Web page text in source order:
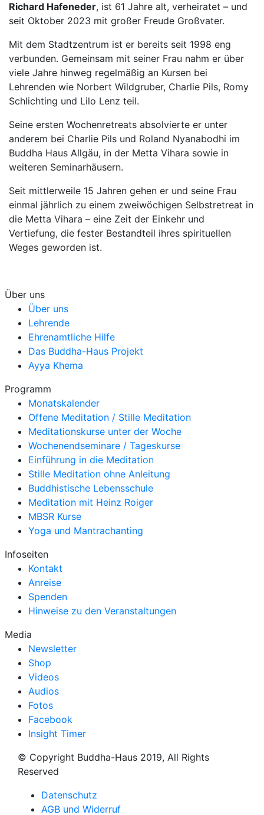
Richard Hafeneder, ist 61 Jahre alt, verheiratet – und
seit Oktober 2023 mit großer Freude Großvater.
Mit dem Stadtzentrum ist er bereits seit 1998 eng
verbunden. Gemeinsam mit seiner Frau nahm er über
viele Jahre hinweg regelmäßig an Kursen bei
Lehrenden wie Norbert Wildgruber, Charlie Pils, Romy
Schlichting und Lilo Lenz teil.
Seine ersten Wochenretreats absolvierte er unter
anderem bei Charlie Pils und Roland Nyanabodhi im
Buddha Haus Allgäu, in der Metta Vihara sowie in
weiteren Seminarhäusern.
Seit mittlerweile 15 Jahren gehen er und seine Frau
einmal jährlich zu einem zweiwöchigen Selbstretreat in
die Metta Vihara – eine Zeit der Einkehr und
Vertiefung, die fester Bestandteil ihres spirituellen
Weges geworden ist.
Über uns
Über uns
Lehrende
Ehrenamtliche Hilfe
Das Buddha-Haus Projekt
Ayya Khema
Programm
Monatskalender
Offene Meditation / Stille Meditation
Meditationskurse unter der Woche
Wochenendseminare / Tageskurse
Einführung in die Meditation
Stille Meditation ohne Anleitung
Buddhistische Lebensschule
Meditation mit Heinz Roiger
MBSR Kurse
Yoga und Mantrachanting
Infoseiten
Kontakt
Anreise
Spenden
Hinweise zu den Veranstaltungen
Media
Newsletter
Shop
Videos
Audios
Fotos
Facebook
Insight Timer
© Copyright Buddha-Haus 2019, All Rights
Reserved
Datenschutz
AGB und Widerruf